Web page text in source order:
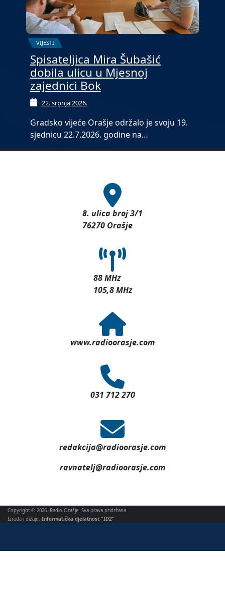
VIJESTI
Spisateljica Mira Šubašić
dobila ulicu u Mjesnoj
zajednici Bok
22. srpnja 2026.
Gradsko vijeće Orašje održalo je svoju 19.
sjednicu 22.7.2026. godine na…
8. ulica broj 3/1
76270 Orašje
88 MHz
105,8 MHz
www.radioorasje.com
031 712 270
redakcija@radioorasje.com
ravnatelj@radioorasje.com
Copyright © 2026. Radio Orašje. Sva prava pridržana.
Izrada i dizajn: Informatička djelatnost "ID2"